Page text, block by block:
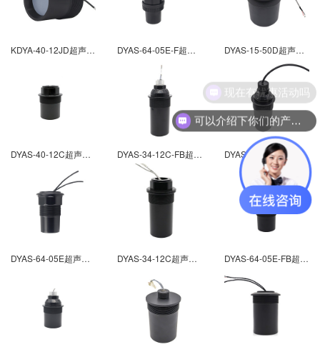
KDYA-40-12JD超声波液位计换能器-不防腐 DYAS-64-05E-F超声波液位计换能器-不防腐 DYAS-15-50D超声波液位计换能器-不防腐
DYAS-40-12C超声波液位计换能器-不防腐 DYAS-34-12C-FB超声波液位计换能器-不防腐 DYAS-34-12C-F超声波液位计换能器-不防腐
DYAS-64-05E超声波液位计换能器-不防腐 DYAS-34-12C超声波液位计换能器-不防腐 DYAS-64-05E-FB超声波液位计换能器-不防腐
可以介绍下你们的产品么
现在有优惠活动吗